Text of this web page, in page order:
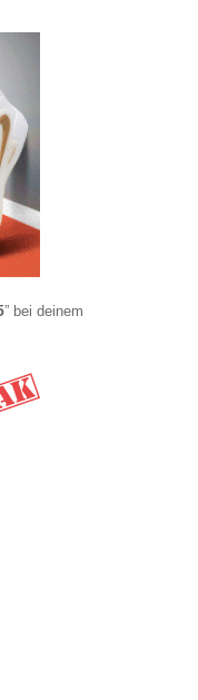
” bei deinem